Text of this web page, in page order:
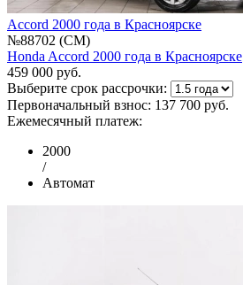
Accord 2000 года в Красноярске
№88702 (CM)
Honda Accord 2000 года в Красноярске
459 000 руб.
Выберите срок рассрочки:
Первоначальный взнос: 137 700 руб.
Ежемесячный платеж:
2000
/
Автомат